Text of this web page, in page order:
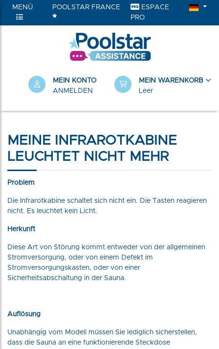
MENÜ POOLSTAR FRANCE
ESPACE
PRO
MEIN KONTO
ANMELDEN
MEIN WARENKORB
Leer
MEINE INFRAROTKABINE
LEUCHTET NICHT MEHR
Problem
Die Infrarotkabine schaltet sich nicht ein. Die Tasten reagieren
nicht. Es leuchtet kein Licht.
Herkunft
Diese Art von Störung kommt entweder von der allgemeinen
Stromversorgung, oder von einem Defekt im
Stromversorgungskasten, oder von einer
Sicherheitsabschaltung in der Sauna.
Auflösung
Unabhängig vom Modell müssen Sie lediglich sicherstellen,
dass die Sauna an eine funktionierende Steckdose